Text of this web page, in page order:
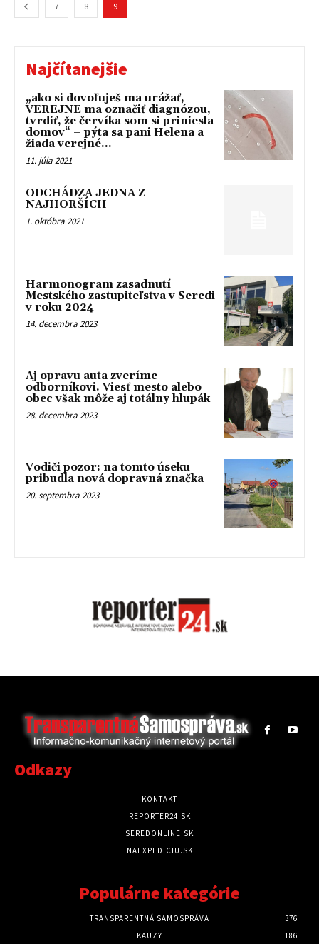
7 8 9
Najčítanejšie
„ako si dovoľuješ ma urážať,
VEREJNE ma označiť diagnózou,
tvrdiť, že červíka som si priniesla
domov“ – pýta sa pani Helena a
žiada verejné...
11. júla 2021
ODCHÁDZA JEDNA Z
NAJHORŠÍCH
1. októbra 2021
Harmonogram zasadnutí
Mestského zastupiteľstva v Seredi
v roku 2024
14. decembra 2023
Aj opravu auta zveríme
odborníkovi. Viesť mesto alebo
obec však môže aj totálny hlupák
28. decembra 2023
Vodiči pozor: na tomto úseku
pribudla nová dopravná značka
20. septembra 2023
Odkazy
KONTAKT
REPORTER24.SK
SEREDONLINE.SK
NAEXPEDICIU.SK
Populárne kategórie
TRANSPARENTNÁ SAMOSPRÁVA
376
KAUZY
186